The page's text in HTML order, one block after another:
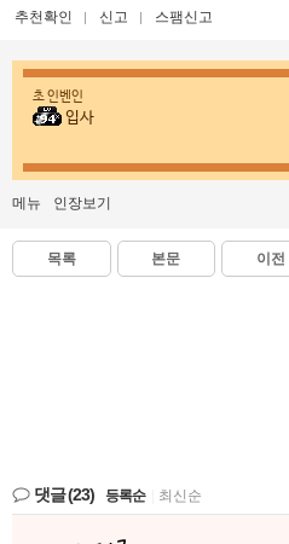
추천확인 신고 스팸신고
초 인벤인
입사
메뉴 인장보기
목록 본문 이전
댓글(23) 등록순 최신순